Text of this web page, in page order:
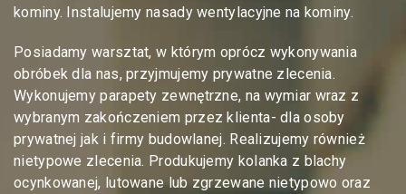
kominy. Instalujemy nasady wentylacyjne na kominy.
Posiadamy warsztat, w którym oprócz wykonywania
obróbek dla nas, przyjmujemy prywatne zlecenia.
Wykonujemy parapety zewnętrzne, na wymiar wraz z
wybranym zakończeniem przez klienta- dla osoby
prywatnej jak i firmy budowlanej. Realizujemy również
nietypowe zlecenia. Produkujemy kolanka z blachy
ocynkowanej, lutowane lub zgrzewane nietypowo oraz